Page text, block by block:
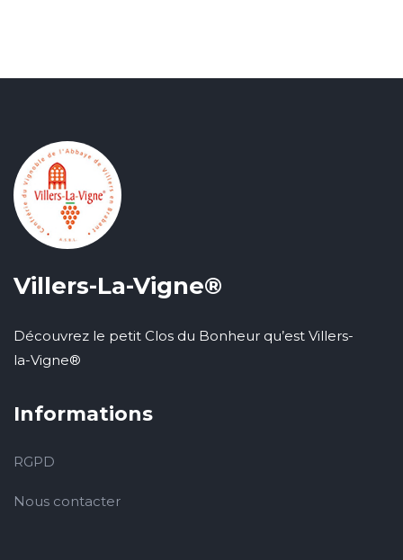
Villers-La-Vigne®
Découvrez le petit Clos du Bonheur qu’est Villers-
la-Vigne®
Informations
RGPD
Nous contacter